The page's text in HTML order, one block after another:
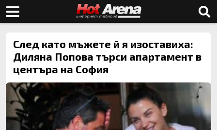
След като мъжете й я изоставиха:
Диляна Попова търси апартамент в
центъра на София